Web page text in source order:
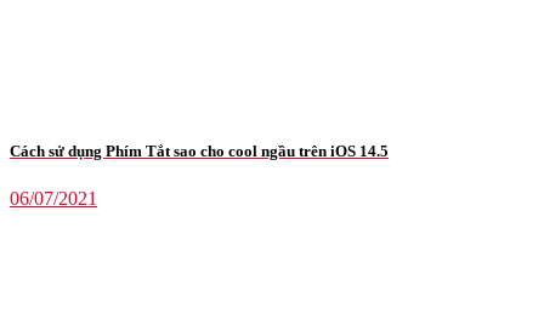
Cách sử dụng Phím Tắt sao cho cool ngầu trên iOS 14.5
06/07/2021